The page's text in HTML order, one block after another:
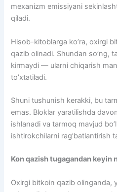
mexanizm emissiyani
qiladi.
Hisob-kitoblarga ko’ra, oxirgi
qazib olinadi. Shundan so’ng,
kirmaydi — ularni chiqarish
to’xtatiladi.
Shuni tushunish kerakki, bu
emas. Bloklar yaratilishda
ishlanadi va tarmoq mavjud
ishtirokchilarni rag’batlantirish
Kon qazish tugagandan keyin
Oxirgi bitkoin qazib olinganda,